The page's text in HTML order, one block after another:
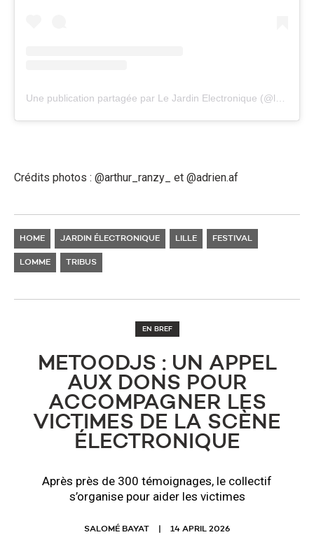
Crédits photos : @arthur_ranzy_ et @adrien.af
HOME JARDIN ÉLECTRONIQUE LILLE FESTIVAL
LOMME TRIBUS
EN BREF
METOODJS : UN APPEL
AUX DONS POUR
ACCOMPAGNER LES
VICTIMES DE LA SCÈNE
ÉLECTRONIQUE
Après près de 300 témoignages, le collectif
s’organise pour aider les victimes
SALOMÉ BAYAT 14 APRIL 2026